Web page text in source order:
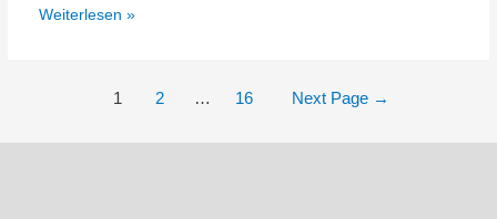
49.
Weiterlesen »
Seitennummerierung
1 2 … 16 Next Page →